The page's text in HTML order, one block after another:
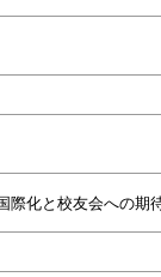
際化と校友会への期